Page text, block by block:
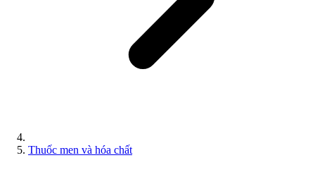
Thuốc men và hóa chất